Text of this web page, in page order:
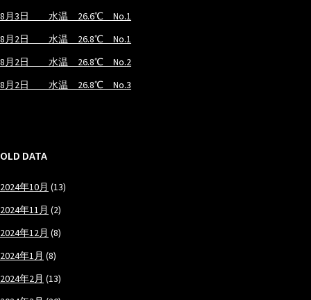
8月3日 水温 26.6℃ No.1
8月2日 水温 26.8℃ No.1
8月2日 水温 26.8℃ No.2
8月2日 水温 26.8℃ No.3
OLD DATA
2024年10月 (13)
2024年11月 (2)
2024年12月 (8)
2024年1月 (8)
2024年2月 (13)